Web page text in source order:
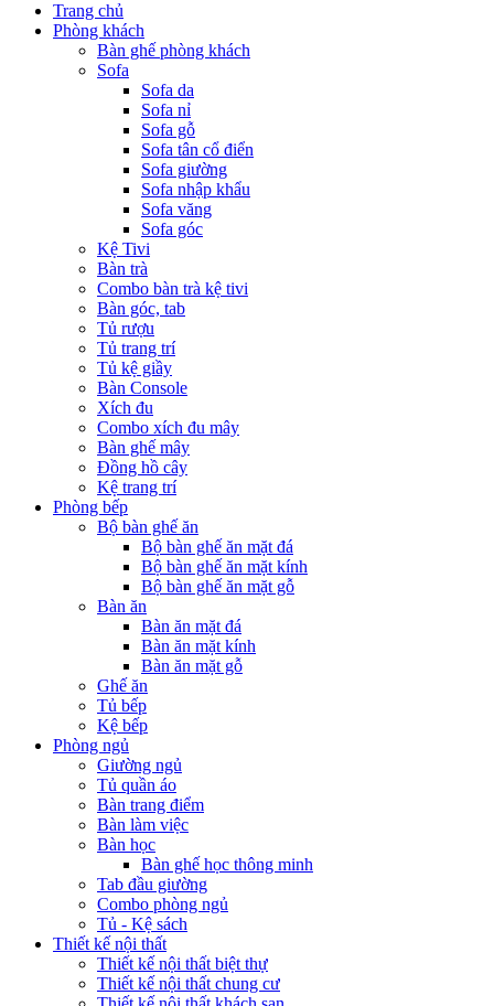
Trang chủ
Phòng khách
Bàn ghế phòng khách
Sofa
Sofa da
Sofa nỉ
Sofa gỗ
Sofa tân cổ điển
Sofa giường
Sofa nhập khẩu
Sofa văng
Sofa góc
Kệ Tivi
Bàn trà
Combo bàn trà kệ tivi
Bàn góc, tab
Tủ rượu
Tủ trang trí
Tủ kệ giầy
Bàn Console
Xích đu
Combo xích đu mây
Bàn ghế mây
Đồng hồ cây
Kệ trang trí
Phòng bếp
Bộ bàn ghế ăn
Bộ bàn ghế ăn mặt đá
Bộ bàn ghế ăn mặt kính
Bộ bàn ghế ăn mặt gỗ
Bàn ăn
Bàn ăn mặt đá
Bàn ăn mặt kính
Bàn ăn mặt gỗ
Ghế ăn
Tủ bếp
Kệ bếp
Phòng ngủ
Giường ngủ
Tủ quần áo
Bàn trang điểm
Bàn làm việc
Bàn học
Bàn ghế học thông minh
Tab đầu giường
Combo phòng ngủ
Tủ - Kệ sách
Thiết kế nội thất
Thiết kế nội thất biệt thự
Thiết kế nội thất chung cư